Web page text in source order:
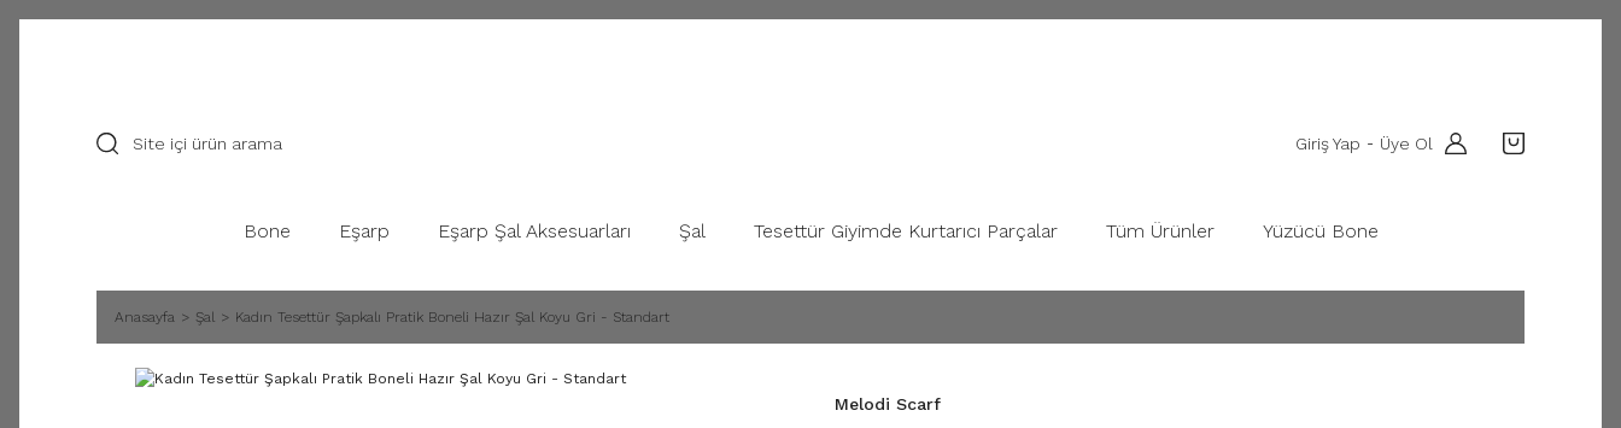
Giriş Yap - Üye Ol
Bone Eşarp Eşarp Şal Aksesuarları Şal Tesettür Giyimde Kurtarıcı Parçalar Tüm Ürünler Yüzücü Bone
Anasayfa Şal Kadın Tesettür Şapkalı Pratik Boneli Hazır Şal Koyu Gri - Standart
Melodi Scarf